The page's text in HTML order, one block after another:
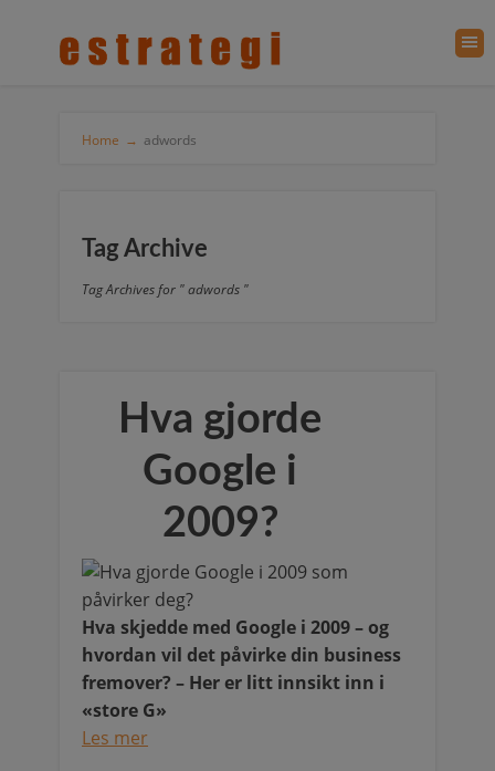
Home → adwords
Tag Archive
Tag Archives for " adwords "
Hva gjorde
Google i
2009?
Hva skjedde med Google i 2009 – og
hvordan vil det påvirke din business
fremover? – Her er litt innsikt inn i
«store G»
Les mer